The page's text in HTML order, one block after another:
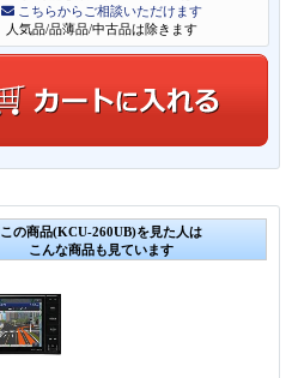
こちらからご相談いただけます
人気品/品薄品/中古品は除きます
この商品(KCU-260UB)を見た人は
こんな商品も見ています